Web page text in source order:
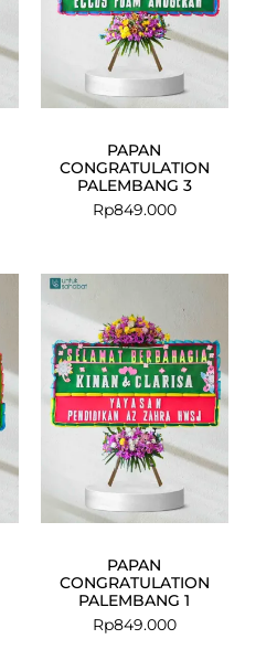
PAPAN
CONGRATULATION
PALEMBANG 3
Rp849.000
PAPAN
CONGRATULATION
PALEMBANG 1
Rp849.000